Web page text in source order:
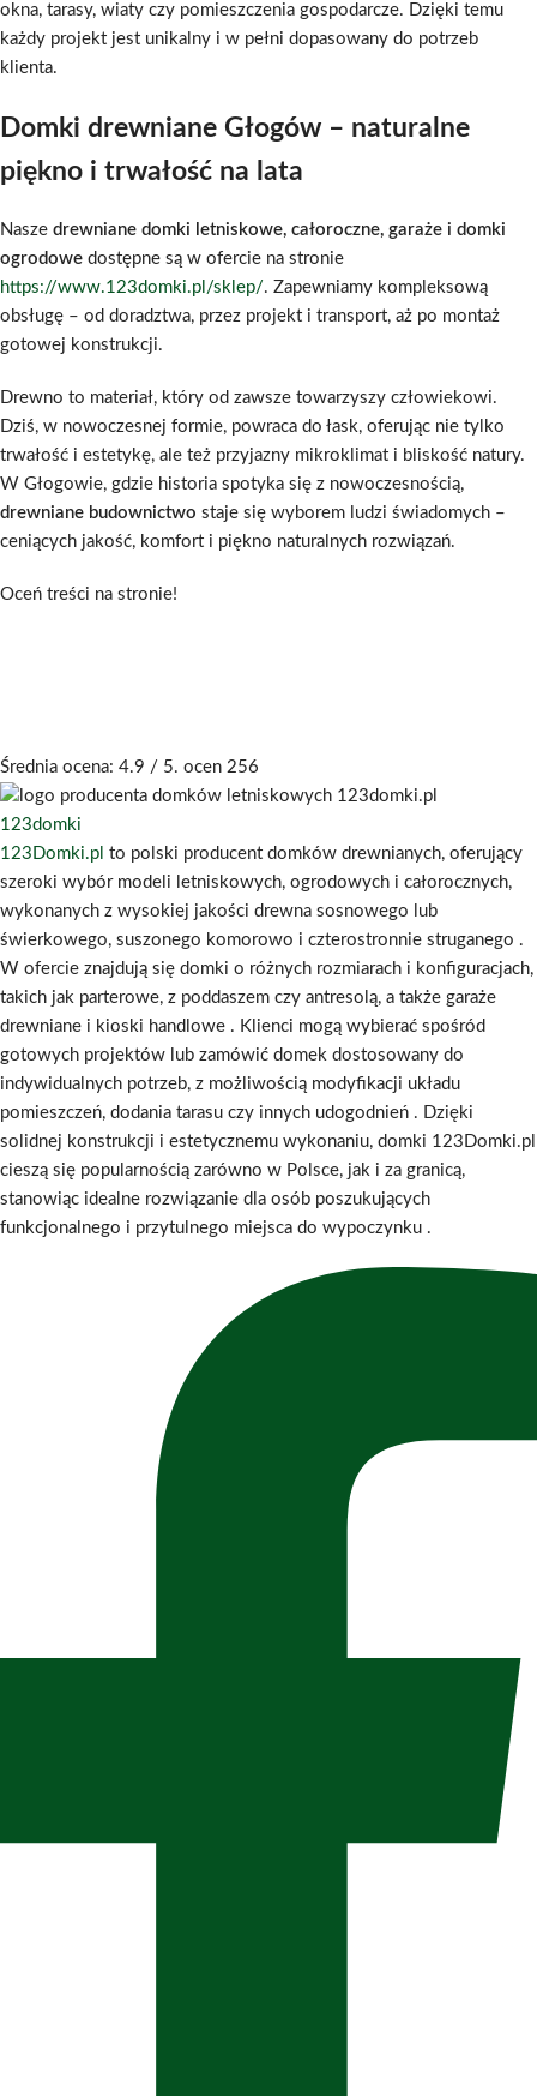
okna, tarasy, wiaty czy pomieszczenia gospodarcze. Dzięki temu
każdy projekt jest unikalny i w pełni dopasowany do potrzeb
klienta.
Domki drewniane Głogów – naturalne
piękno i trwałość na lata
Nasze drewniane domki letniskowe, całoroczne, garaże i domki
ogrodowe dostępne są w ofercie na stronie
https://www.123domki.pl/sklep/. Zapewniamy kompleksową
obsługę – od doradztwa, przez projekt i transport, aż po montaż
gotowej konstrukcji.
Drewno to materiał, który od zawsze towarzyszy człowiekowi.
Dziś, w nowoczesnej formie, powraca do łask, oferując nie tylko
trwałość i estetykę, ale też przyjazny mikroklimat i bliskość natury.
W Głogowie, gdzie historia spotyka się z nowoczesnością,
drewniane budownictwo staje się wyborem ludzi świadomych –
ceniących jakość, komfort i piękno naturalnych rozwiązań.
Oceń treści na stronie!
Średnia ocena: 4.9 / 5. ocen 256
123domki
123Domki.pl to polski producent domków drewnianych, oferujący
szeroki wybór modeli letniskowych, ogrodowych i całorocznych,
wykonanych z wysokiej jakości drewna sosnowego lub
świerkowego, suszonego komorowo i czterostronnie struganego .
W ofercie znajdują się domki o różnych rozmiarach i konfiguracjach,
takich jak parterowe, z poddaszem czy antresolą, a także garaże
drewniane i kioski handlowe . Klienci mogą wybierać spośród
gotowych projektów lub zamówić domek dostosowany do
indywidualnych potrzeb, z możliwością modyfikacji układu
pomieszczeń, dodania tarasu czy innych udogodnień . Dzięki
solidnej konstrukcji i estetycznemu wykonaniu, domki 123Domki.pl
cieszą się popularnością zarówno w Polsce, jak i za granicą,
stanowiąc idealne rozwiązanie dla osób poszukujących
funkcjonalnego i przytulnego miejsca do wypoczynku .